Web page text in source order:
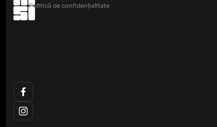
Politică de confidențialitate